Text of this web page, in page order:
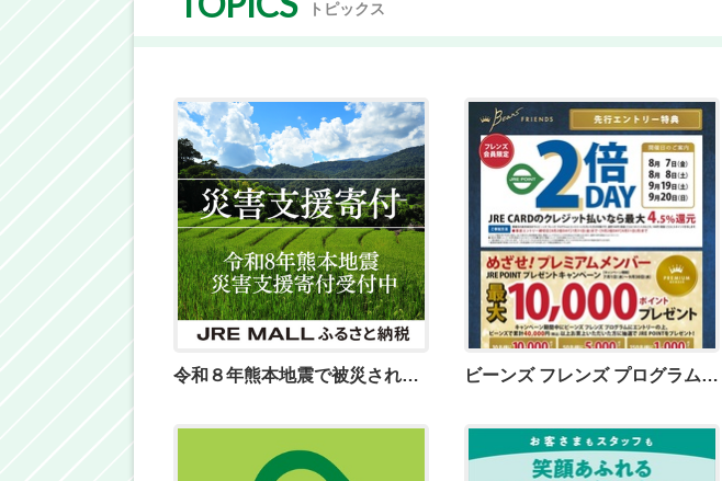
トピックス
令和８年熊本地震で被災された皆さまに、心よりお見舞い申し上げます ビーンズ フレンズ プログラム 先行エントリー特典のご案内